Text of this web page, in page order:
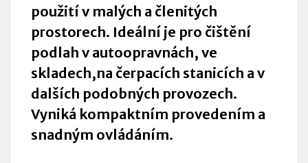
použití v malých a členitých
prostorech. Ideální je pro čištění
podlah v autoopravnách, ve
skladech,na čerpacích stanicích a v
dalších podobných provozech.
Vyniká kompaktním provedením a
snadným ovládáním.